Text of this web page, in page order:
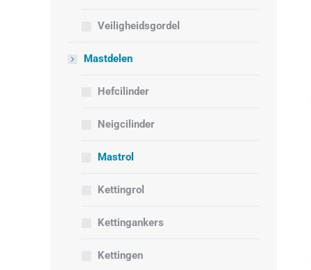
Veiligheidsgordel
Mastdelen
Hefcilinder
Neigcilinder
Mastrol
Kettingrol
Kettingankers
Kettingen